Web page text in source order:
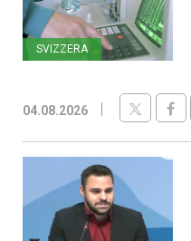
SVIZZERA
04.08.2026